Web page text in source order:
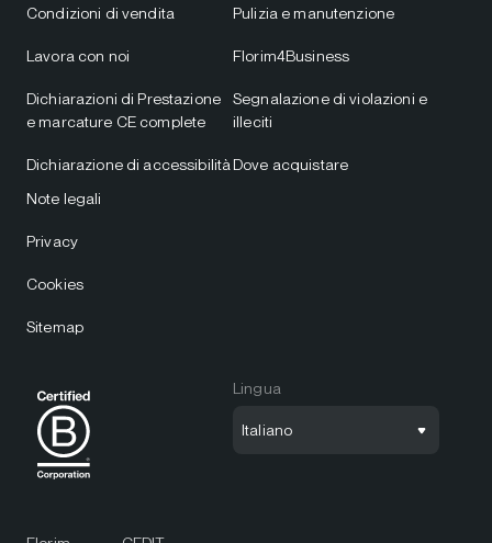
Condizioni di vendita
Lavora con noi
Dichiarazioni di Prestazione
e marcature CE complete
Dichiarazione di accessibilità
Pulizia e manutenzione
Florim4Business
Segnalazione di violazioni e
illeciti
Dove acquistare
Note legali
Privacy
Cookies
Sitemap
Lingua
Italiano